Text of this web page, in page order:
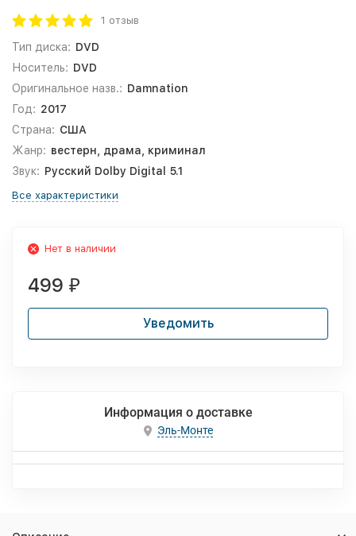
1 отзыв
Тип диска: DVD
Носитель: DVD
Оригинальное назв.: Damnation
Год: 2017
Страна: США
Жанр: вестерн, драма, криминал
Звук: Русский Dolby Digital 5.1
Все характеристики
Нет в наличии
499 ₽
Уведомить
Информация о доставке
Эль-Монте